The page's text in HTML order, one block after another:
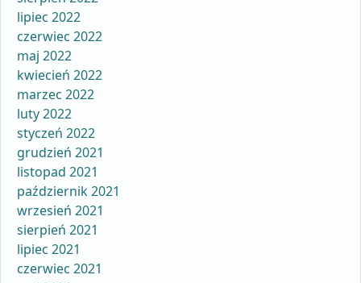
lipiec 2022
czerwiec 2022
maj 2022
kwiecień 2022
marzec 2022
luty 2022
styczeń 2022
grudzień 2021
listopad 2021
październik 2021
wrzesień 2021
sierpień 2021
lipiec 2021
czerwiec 2021